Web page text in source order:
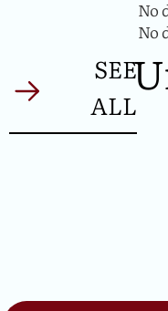
No
No
SEE
ALL